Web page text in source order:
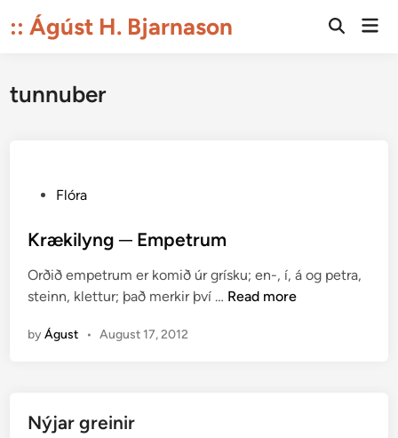
to:: Ágúst H. Bjarnason
Open
tunnuber
s
e
d
n
Flóra
Krækilyng ─ Empetrum
Orðið empetrum er komið úr grísku; en-, í, á og petra,
steinn, klettur; það merkir því … K
Read more
byÁgust • August 17, 2012
Nýjar greinir